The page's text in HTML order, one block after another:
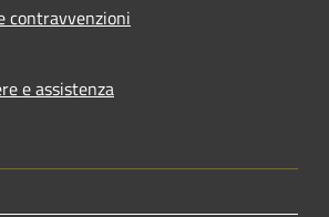
contravvenzioni
e assistenza